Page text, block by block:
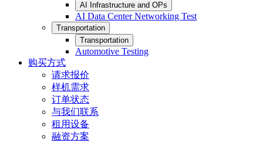
AI Infrastructure and OPs
AI Data Center Networking Test
Transportation
Transportation
Automotive Testing
购买方式
请求报价
样机需求
订单状态
与我们联系
租用设备
融资方案